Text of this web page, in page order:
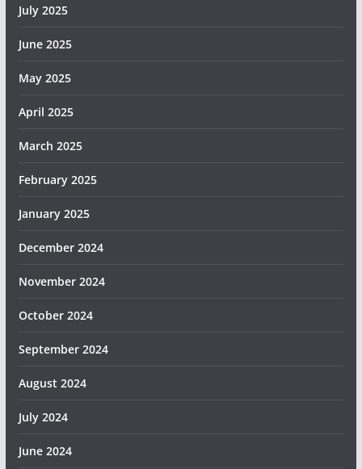
July 2025
June 2025
May 2025
April 2025
March 2025
February 2025
January 2025
December 2024
November 2024
October 2024
September 2024
August 2024
July 2024
June 2024